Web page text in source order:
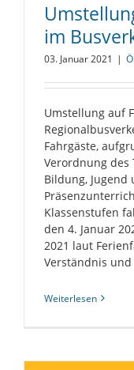
im
03. Januar 2021 |
Umstellung auf
Fahrgäste,
Verordnung
Bildung,
Klassenstufen
den 4. Januar
2021 laut
Verständnis
Weiterlesen